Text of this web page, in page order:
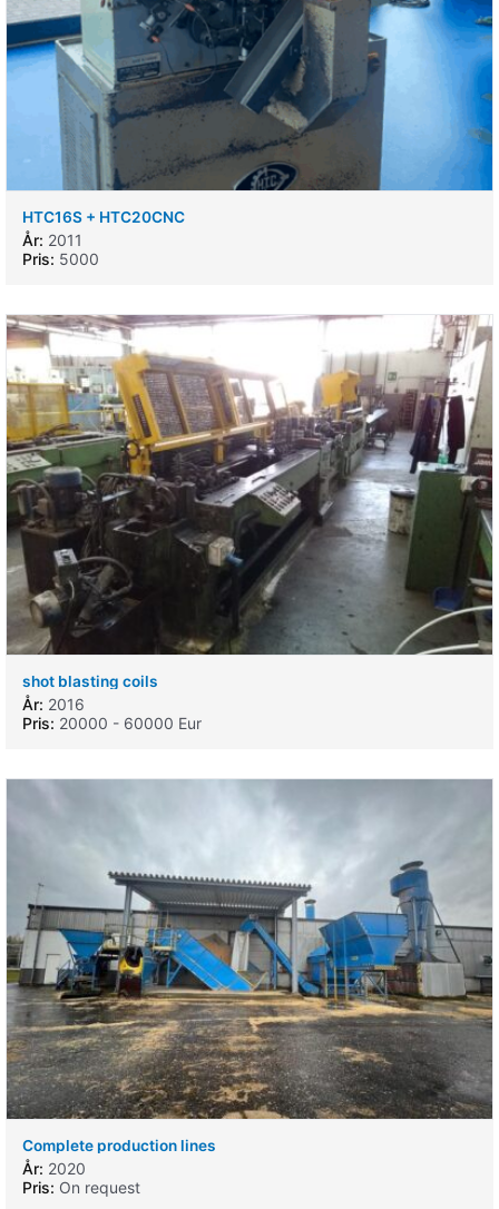
HTC16S + HTC20CNC
År: 2011
Pris: 5000
shot blasting coils
År: 2016
Pris: 20000 - 60000 Eur
Complete production lines
År: 2020
Pris: On request